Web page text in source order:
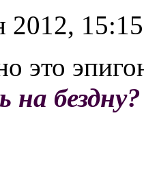
2012, 15:15
это